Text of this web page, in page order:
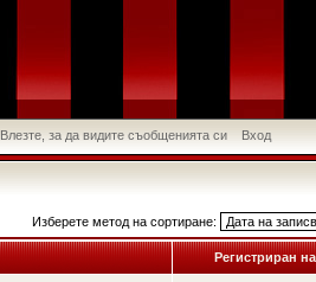
Влезте, за да видите съобщенията си Вход
Изберете метод на сортиране:
Регистриран на